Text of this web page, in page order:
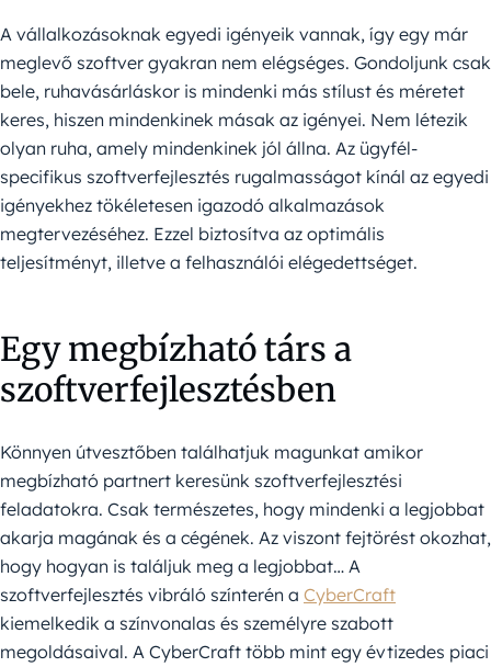
A vállalkozásoknak egyedi igényeik vannak, így egy már
meglevő szoftver gyakran nem elégséges. Gondoljunk csak
bele, ruhavásárláskor is mindenki más stílust és méretet
keres, hiszen mindenkinek másak az igényei. Nem létezik
olyan ruha, amely mindenkinek jól állna. Az ügyfél-
specifikus szoftverfejlesztés rugalmasságot kínál az egyedi
igényekhez tökéletesen igazodó alkalmazások
megtervezéséhez. Ezzel biztosítva az optimális
teljesítményt, illetve a felhasználói elégedettséget.
Egy megbízható társ a
szoftverfejlesztésben
Könnyen útvesztőben találhatjuk magunkat amikor
megbízható partnert keresünk szoftverfejlesztési
feladatokra. Csak természetes, hogy mindenki a legjobbat
akarja magának és a cégének. Az viszont fejtörést okozhat,
hogy hogyan is találjuk meg a legjobbat… A
szoftverfejlesztés vibráló színterén a CyberCraft
kiemelkedik a színvonalas és személyre szabott
megoldásaival. A CyberCraft több mint egy évtizedes piaci